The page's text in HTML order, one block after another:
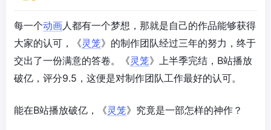
每一个动画人都有一个梦想，那就是自己的作品能够获得
大家的认可，《灵笼》的制作团队经过三年的努力，终于
交出了一份满意的答卷。《灵笼》上半季完结，B站播放
破亿，评分9.5，这便是对制作团队工作最好的认可。
能在B站播放破亿，《灵笼》究竟是一部怎样的神作？